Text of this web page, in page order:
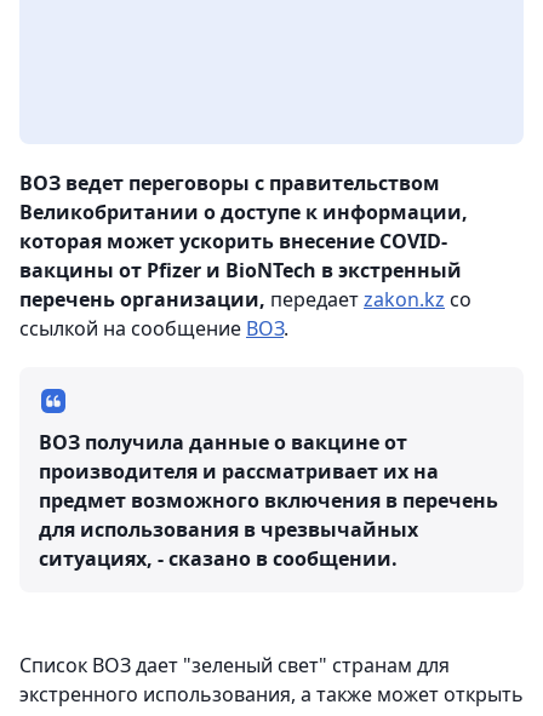
ВОЗ ведет переговоры с правительством
Великобритании о доступе к информации,
которая может ускорить внесение COVID-
вакцины от Pfizer и BioNTech в экстренный
перечень организации, передаетzakon.kz со
ссылкой на сообщение ВОЗ.
ВОЗ получила данные о вакцине от
производителя и рассматривает их на
предмет возможного включения в перечень
для использования в чрезвычайных
ситуациях, - сказано в сообщении.
Список ВОЗ дает "зеленый свет" странам для
экстренного использования, а также может открыть